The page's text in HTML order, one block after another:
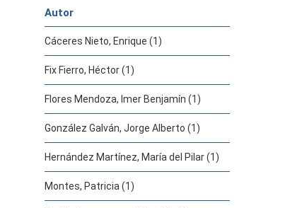
Autor
Cáceres Nieto, Enrique (1)
Fix Fierro, Héctor (1)
Flores Mendoza, Imer Benjamín (1)
González Galván, Jorge Alberto (1)
Hernández Martínez, María del Pilar (1)
Montes, Patricia (1)